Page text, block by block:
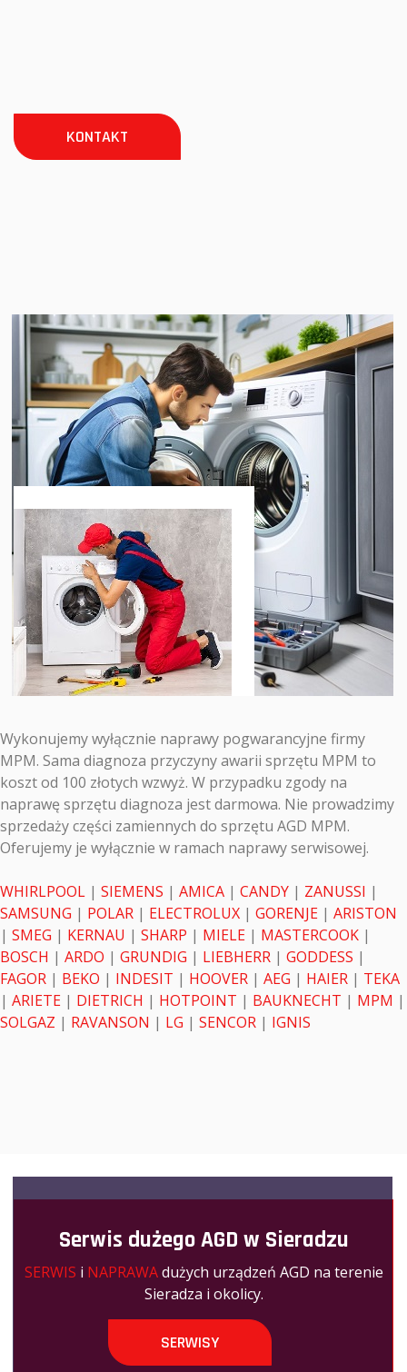
KONTAKT
Wykonujemy wyłącznie naprawy pogwarancyjne firmy
MPM. Sama diagnoza przyczyny awarii sprzętu MPM to
koszt od 100 złotych wzwyż. W przypadku zgody na
naprawę sprzętu diagnoza jest darmowa. Nie prowadzimy
sprzedaży części zamiennych do sprzętu AGD MPM.
Oferujemy je wyłącznie w ramach naprawy serwisowej.
WHIRLPOOL | SIEMENS | AMICA | CANDY | ZANUSSI |
SAMSUNG | POLAR | ELECTROLUX | GORENJE | ARISTON
| SMEG | KERNAU | SHARP | MIELE | MASTERCOOK |
BOSCH | ARDO | GRUNDIG | LIEBHERR | GODDESS |
FAGOR | BEKO | INDESIT | HOOVER | AEG | HAIER | TEKA
| ARIETE | DIETRICH | HOTPOINT | BAUKNECHT | MPM |
SOLGAZ | RAVANSON | LG | SENCOR | IGNIS
Serwis dużego AGD w Sieradzu
SERWIS i NAPRAWAdużych urządzeń AGD na terenie
Sieradza i okolicy.
SERWISY